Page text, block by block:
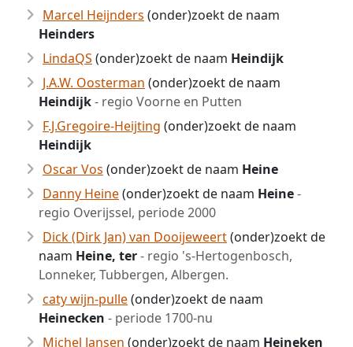
Marcel Heijnders (onder)zoekt de naam
Heinders
LindaQS (onder)zoekt de naam Heindijk
J.A.W. Oosterman (onder)zoekt de naam
Heindijk- regio Voorne en Putten
F.J.Gregoire-Heijting (onder)zoekt de naam
Heindijk
Oscar Vos (onder)zoekt de naam Heine
Danny Heine(onder)zoekt de naam Heine-
regio Overijssel, periode 2000
Dick (Dirk Jan) van Dooijeweert(onder)zoekt de
naam Heine, ter- regio 's-Hertogenbosch,
Lonneker, Tubbergen, Albergen.
caty wijn-pulle(onder)zoekt de naam
Heinecken - periode 1700-nu
Michel Jansen (onder)zoekt de naam Heineken